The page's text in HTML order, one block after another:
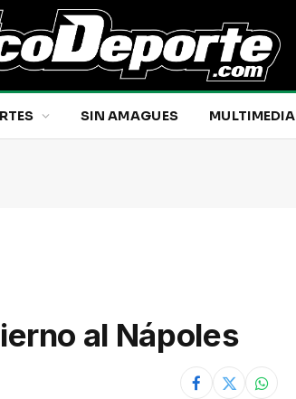
SIN AMAGUES MULTIMEDIA
al Nápoles